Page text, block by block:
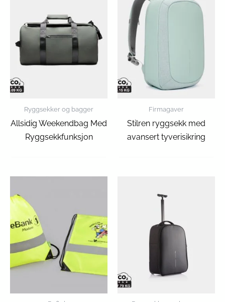
Ryggsekker og bagger
Allsidig Weekendbag Med
Ryggsekkfunksjon
Firmagaver
Stilren ryggsekk med
avansert tyverisikring